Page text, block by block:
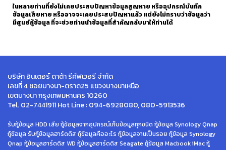
ในหลายท่านที่ยังไม่เคยประสบปัญหาข้อมูลสูญหาย หรืออุปกรณ์บันทึก
ข้อมูลเสียหาย หรืออาจจะเคยประสบปัญหาแล้ว แต่ยังไม่ทราบว่าข้อมูลว่า
มีศูนย์กู้ข้อมูล ที่จะช่วยท่านนำข้อมูลที่สำคัญกลับมาให้ท่านได้
บริษัท อินเตอร์ ดาต้า รีคัฟเวอรี จำกัด
เลขที่ 4 ซอยบางนา-ตราด25 แขวงบางนาเหนือ
เขตบางนา กรุงเทพมหานคร 10260
Tel. 02-7441911 Hot Line : 094-6928080, 080-5913536
รับกู้ข้อมูล HDD เสีย กู้ข้อมูลจากอุปกรณ์เก็บข้อมูลทุกชนิด กู้ข้อมูล Synology Qnap
กู้ข้อมูล รับกู้ข้อมูลฮาร์ดดิส กู้ข้อมูลคืออะไร กู้ข้อมูลจานเป็นรอย กู้ข้อมูล Synology
Qnap กู้ข้อมูลฮาร์ดดิส WD กู้ข้อมูลฮาร์ดดิส Seagate กู้ข้อมูล Macbook iMac กู้